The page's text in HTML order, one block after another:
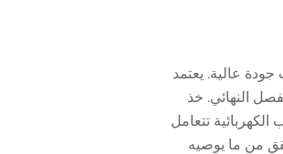
عالية. يعتمد
النهائي. خذ
تتعامل
من ما يوصيه